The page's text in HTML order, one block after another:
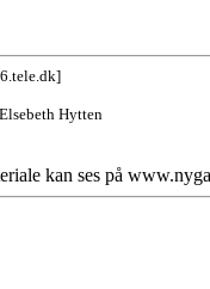
Hytten
kan ses på